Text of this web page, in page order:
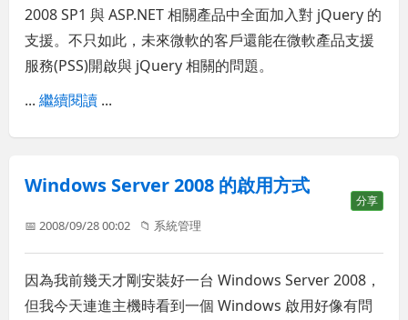
2008 SP1 與 ASP.NET 相關產品中全面加入對 jQuery 的
支援。不只如此，未來微軟的客戶還能在微軟產品支援
服務(PSS)開啟與 jQuery 相關的問題。
...繼續閱讀 ...
Windows Server 2008 的啟用方式
分享
📅 2008/09/28 00:02 📁 系統管理
因為我前幾天才剛安裝好一台 Windows Server 2008，
但我今天連進主機時看到一個 Windows 啟用好像有問